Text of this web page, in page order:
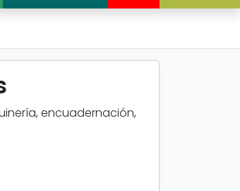
encuadernación,